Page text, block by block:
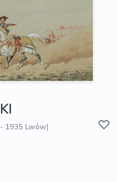
1935 Lwów)